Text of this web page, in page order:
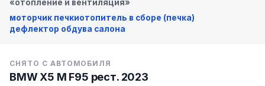
«отопление и вентиляция»
моторчик печкиотопитель в сборе (печка)
дефлектор обдува салона
СНЯТО С АВТОМОБИЛЯ
BMW X5 M F95 рест. 2023